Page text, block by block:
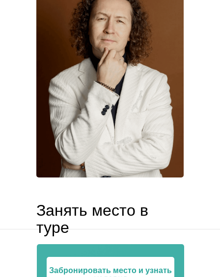
Лидер круга «Архитекторы встреч»,
круга «проекты», интегратор, бизнес
ассистент и сертифицированный
фасилитатор
Лидер круга Маркетинг 2.0
Занять место в
туре
Забронировать место и узнать